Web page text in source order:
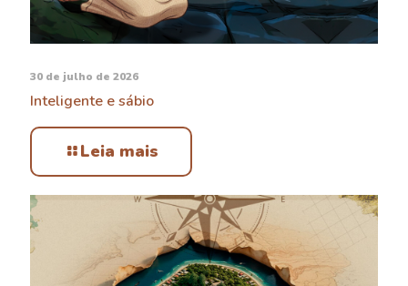
30 de julho de 2026
Inteligente e sábio
Leia mais